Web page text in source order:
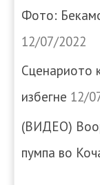
Фото:
12/07/2022
Сценариото
избегне 12/
(ВИДЕО)
пумпа во